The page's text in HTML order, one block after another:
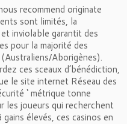
recommend originate
sont limités, la
inviolable garantit des
pour la majorité des
Aborigènes).
ces sceaux d’bénédiction,
le site internet Réseau des
‘ métrique tonne
les joueurs qui recherchent
élevés, ces casinos en